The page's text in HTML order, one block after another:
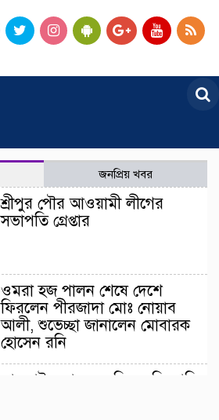
জনপ্রিয় খবর
শ্রীপুর পৌর আওয়ামী লীগের
সভাপতি গ্রেপ্তার
ওমরা হজ পালন শেষে দেশে
ফিরলেন পীরজাদা মোঃ নোয়াব
আলী, শুভেচ্ছা জানালেন মোবারক
হোসেন রনি
লামকাইন জামে মসজিদ মুন্সি ছাবির